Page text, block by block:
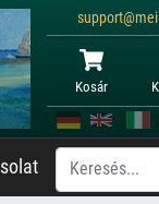
Kosár